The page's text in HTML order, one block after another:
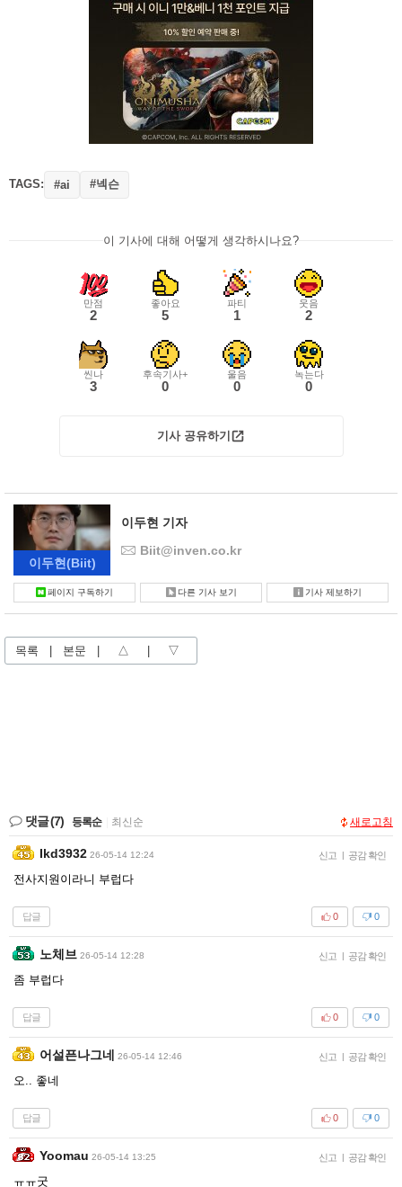
TAGS: #ai #넥슨
이 기사에 대해 어떻게 생각하시나요?
만점
2
좋아요
5
파티
1
웃음
2
씬나
3
후속기사+
0
울음
0
녹는다
0
기사 공유하기
이두현(Biit)
이두현 기자
Biit@inven.co.kr
페이지 구독하기 다른 기사 보기 기사 제보하기
목록 | 본문 | △ | ▽
댓글(7) 등록순 최신순 새로고침
Ikd3932 26-05-14 12:24 신고 | 공감 확인
전사지원이라니 부럽다
답글 0
0
노체브 26-05-14 12:28 신고 | 공감 확인
좀 부럽다
답글 0
0
어설픈나그네 26-05-14 12:46 신고 | 공감 확인
오.. 좋네
답글 0
0
Yoomau 26-05-14 13:25 신고 | 공감 확인
ㅠㅠ굿